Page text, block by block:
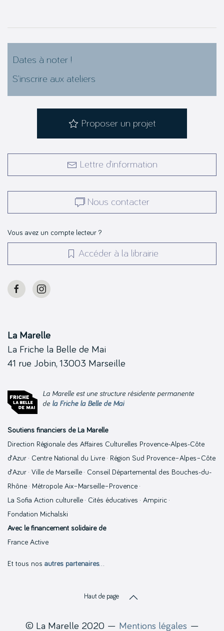
Dates à noter !
S’inscrire aux ateliers
Proposer un projet
Lettre d’information
Nous contacter
Vous avez un compte lecteur ?
Accéder à la librairie
La Marelle
La Friche la Belle de Mai
41 rue Jobin, 13003 Marseille
La Marelle est une structure résidente permanente
de la Friche la Belle de Mai
Soutiens financiers de La Marelle
Direction Régionale des Affaires Culturelles Provence-Alpes-Côte
d’Azur · Centre National du Livre · Région Sud Provence–Alpes–Côte
d’Azur · Ville de Marseille · Conseil Départemental des Bouches-du-
Rhône · Métropole Aix–Marseille–Provence ·
La Sofia Action culturelle · Cités éducatives · Ampiric ·
Fondation Michalski
Avec le financement solidaire de
France Active
Et tous nos autres partenaires
Haut de page
© La Marelle 2020 — Mentions légales —